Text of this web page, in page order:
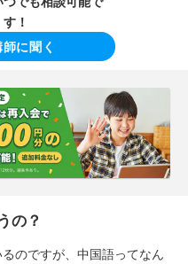
す！
に聞く
の？
のですが、中国語ってなん